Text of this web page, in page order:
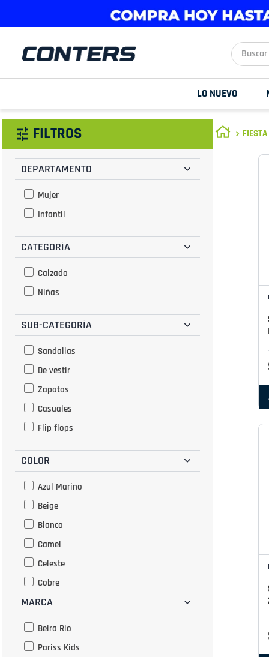
Buscar
LO NUEVO
FILTROS
DEPARTAMENTO
Mujer
Infantil
CATEGORÍA
Calzado
Niñas
SUB-CATEGORÍA
Sandalias
De vestir
Zapatos
Casuales
Flip flops
COLOR
Azul Marino
Beige
Blanco
Camel
Celeste
Cobre
Crema
MARCA
Beira Rio
Pariss Kids